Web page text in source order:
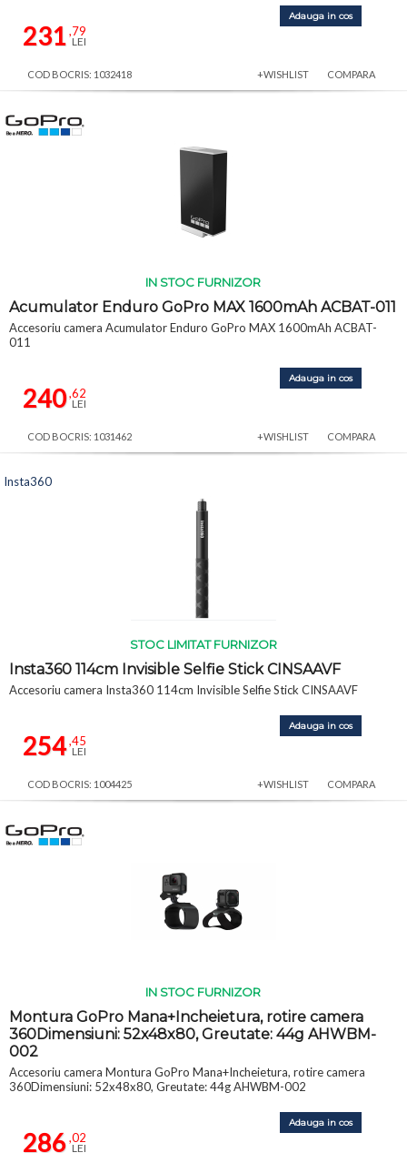
231,79
LEI
Adauga in cos
COD BOCRIS: 1032418 +WISHLIST COMPARA
IN STOC FURNIZOR
Acumulator Enduro GoPro MAX 1600mAh ACBAT-011
Accesoriu camera Acumulator Enduro GoPro MAX 1600mAh ACBAT-
011
240,62
LEI
Adauga in cos
COD BOCRIS: 1031462 +WISHLIST COMPARA
STOC LIMITAT FURNIZOR
Insta360 114cm Invisible Selfie Stick CINSAAVF
Accesoriu camera Insta360 114cm Invisible Selfie Stick CINSAAVF
254,45
LEI
Adauga in cos
Insta360
COD BOCRIS: 1004425 +WISHLIST COMPARA
IN STOC FURNIZOR
Montura GoPro Mana+Incheietura, rotire camera
360Dimensiuni: 52x48x80, Greutate: 44g AHWBM-
002
Accesoriu camera Montura GoPro Mana+Incheietura, rotire camera
360Dimensiuni: 52x48x80, Greutate: 44g AHWBM-002
286,02
LEI
Adauga in cos